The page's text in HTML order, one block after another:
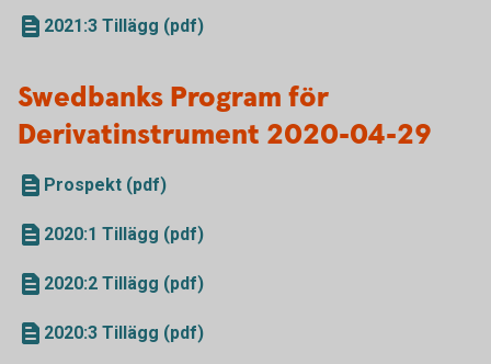
2021:3 Tillägg (pdf)
Swedbanks Program för
Derivatinstrument 2020-04-29
Prospekt (pdf)
2020:1 Tillägg (pdf)
2020:2 Tillägg (pdf)
2020:3 Tillägg (pdf)